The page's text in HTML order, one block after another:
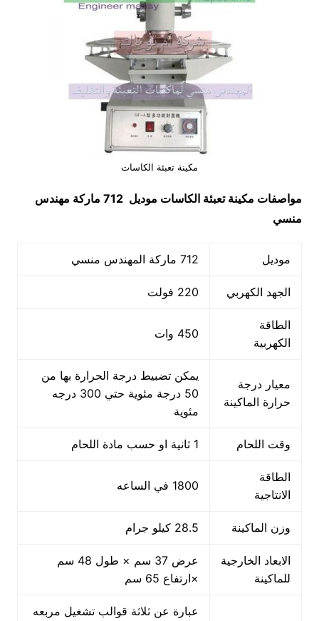
مكينة تعبئة الكاسات
مواصفات مكينة تعبئة الكاسات
موديل 712 ماركة مهندس
منسي
موديل 712 ماركة المهندس منسي
الجهد الكهربي 220 فولت
الطاقة
الكهربية
450 وات
معيار درجة
حرارة الماكينة
يمكن تضبيط درجة الحرارة بها من
50 درجة مئوية حتي 300 درجه
مئوية
وقت اللحام 1 ثانية او حسب مادة اللحام
الطاقة
الانتاجية
1800 في الساعه
وزن الماكينة 28.5 كيلو جرام
الابعاد الخارجية
للماكينة
عرض 37 سم × طول 48 سم
×ارتفاع 65 سم
عبارة عن ثلاثة قوالب تشغيل مربعه